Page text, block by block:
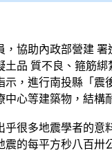
協助內政部營建
品 質不良、箍筋
，進行南投縣「
心等建築物，結構
很多地震學者的
的每平方秒八百